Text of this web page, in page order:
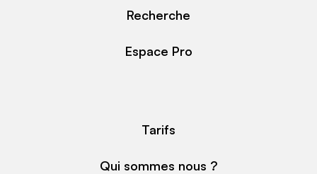
Recherche
Espace Pro
Tarifs
Qui sommes nous ?